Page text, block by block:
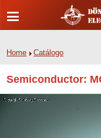
Home Catálogo
Semiconductor: